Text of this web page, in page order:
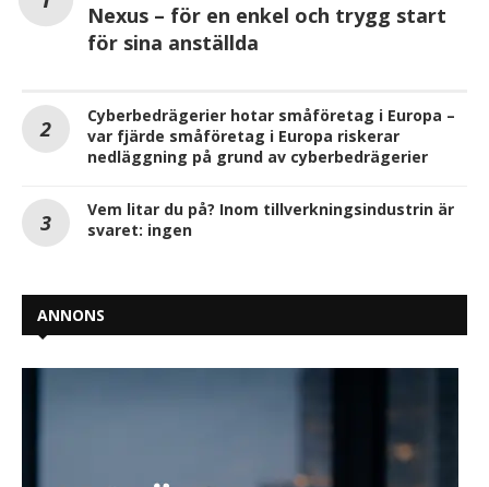
Nexus – för en enkel och trygg start
för sina anställda
Cyberbedrägerier hotar småföretag i Europa –
var fjärde småföretag i Europa riskerar
nedläggning på grund av cyberbedrägerier
Vem litar du på? Inom tillverkningsindustrin är
svaret: ingen
ANNONS